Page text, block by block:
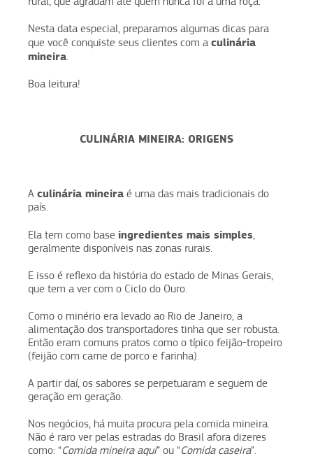
Nesta data especial, preparamos algumas dicas para
que você conquiste seus clientes com a culinária
mineira.
Boa leitura!
CULINÁRIA MINEIRA: ORIGENS
A culinária mineira é uma das mais tradicionais do
país.
Ela tem como base ingredientes mais simples,
geralmente disponíveis nas zonas rurais.
E isso é reflexo da história do estado de Minas Gerais,
que tem a ver com o Ciclo do Ouro.
Como o minério era levado ao Rio de Janeiro, a
alimentação dos transportadores tinha que ser robusta.
Então eram comuns pratos como o típico feijão-tropeiro
(feijão com carne de porco e farinha).
A partir daí, os sabores se perpetuaram e seguem de
geração em geração.
Nos negócios, há muita procura pela comida mineira.
Não é raro ver pelas estradas do Brasil afora dizeres
como: “Comida mineira aqui” ou “Comida caseira”.